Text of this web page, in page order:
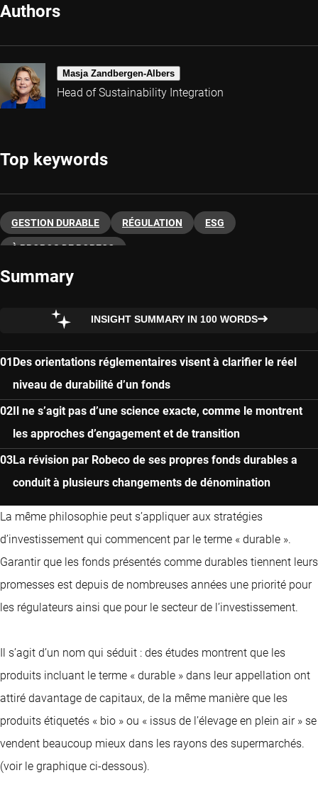
Authors
Masja Zandbergen-Albers
Head of Sustainability Integration
Top keywords
GESTION DURABLE RÉGULATION ESG
À PROPOS DE ROBECO
Summary
INSIGHT SUMMARY IN 100 WORDS
Des orientations réglementaires visent à clarifier le réel
niveau de durabilité d’un fonds
Il ne s’agit pas d’une science exacte, comme le montrent
les approches d’engagement et de transition
La révision par Robeco de ses propres fonds durables a
conduit à plusieurs changements de dénomination
La même philosophie peut s’appliquer aux stratégies
d’investissement qui commencent par le terme « durable ».
Garantir que les fonds présentés comme durables tiennent leurs
promesses est depuis de nombreuses années une priorité pour
les régulateurs ainsi que pour le secteur de l’investissement.
Il s’agit d’un nom qui séduit : des études montrent que les
produits incluant le terme « durable » dans leur appellation ont
attiré davantage de capitaux, de la même manière que les
produits étiquetés « bio » ou « issus de l’élevage en plein air » se
vendent beaucoup mieux dans les rayons des supermarchés.
(voir le graphique ci-dessous).